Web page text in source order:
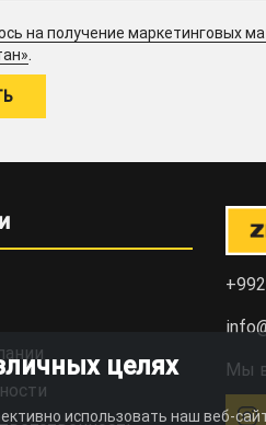
на получение маркетинговых
.
Мы
целях
использовать наш веб-